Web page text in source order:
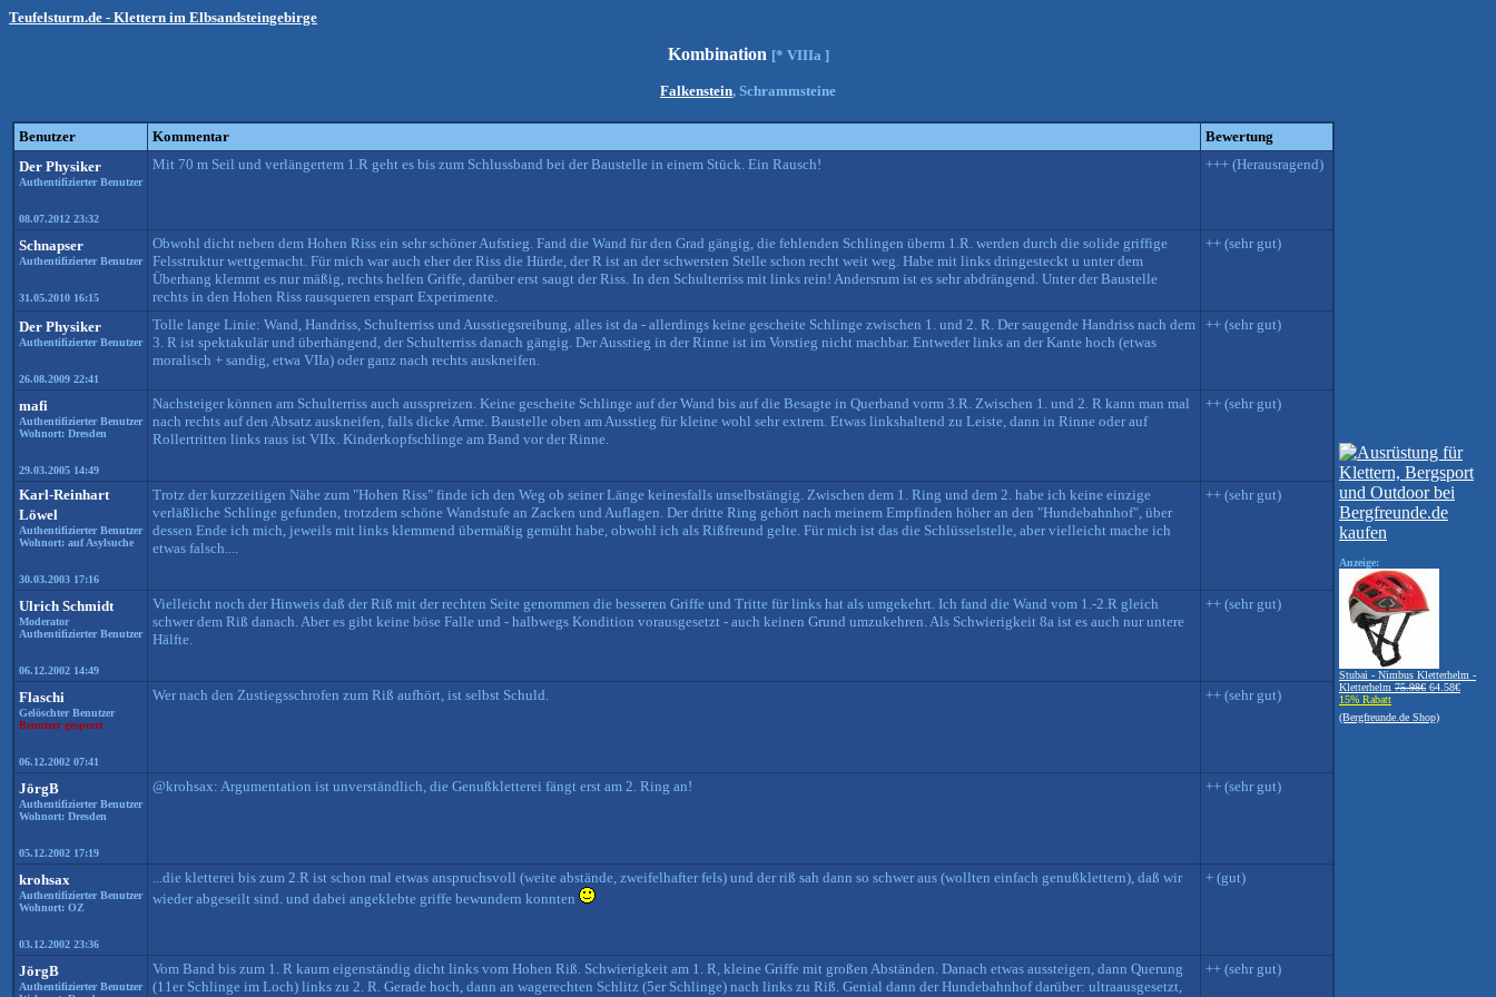
Teufelsturm.de - Klettern im Elbsandsteingebirge
Kombination [* VIIIa ]
Falkenstein, Schrammsteine
Benutzer Kommentar
Bewertung
Der Physiker
Authentifizierter Benutzer
08.07.2012 23:32
Mit 70 m Seil und verlängertem 1.R geht es bis zum Schlussband bei der Baustelle in einem Stück. Ein Rausch! +++ (Herausragend)
Schnapser
Authentifizierter Benutzer
31.05.2010 16:15
Obwohl dicht neben dem Hohen Riss ein sehr schöner Aufstieg. Fand die Wand für den Grad gängig, die fehlenden Schlingen überm 1.R. werden durch die solide griffige
Felsstruktur wettgemacht. Für mich war auch eher der Riss die Hürde, der R ist an der schwersten Stelle schon recht weit weg. Habe mit links dringesteckt u unter dem
Überhang klemmt es nur mäßig, rechts helfen Griffe, darüber erst saugt der Riss. In den Schulterriss mit links rein! Andersrum ist es sehr abdrängend. Unter der Baustelle
rechts in den Hohen Riss rausqueren erspart Experimente.
++ (sehr gut)
Der Physiker
Authentifizierter Benutzer
26.08.2009 22:41
Tolle lange Linie: Wand, Handriss, Schulterriss und Ausstiegsreibung, alles ist da - allerdings keine gescheite Schlinge zwischen 1. und 2. R. Der saugende Handriss nach dem
3. R ist spektakulär und überhängend, der Schulterriss danach gängig. Der Ausstieg in der Rinne ist im Vorstieg nicht machbar. Entweder links an der Kante hoch (etwas
moralisch + sandig, etwa VIIa) oder ganz nach rechts auskneifen.
++ (sehr gut)
mafi
Authentifizierter Benutzer
Wohnort: Dresden
29.03.2005 14:49
Nachsteiger können am Schulterriss auch ausspreizen. Keine gescheite Schlinge auf der Wand bis auf die Besagte in Querband vorm 3.R. Zwischen 1. und 2. R kann man mal
nach rechts auf den Absatz auskneifen, falls dicke Arme. Baustelle oben am Ausstieg für kleine wohl sehr extrem. Etwas linkshaltend zu Leiste, dann in Rinne oder auf
Rollertritten links raus ist VIIx. Kinderkopfschlinge am Band vor der Rinne.
++ (sehr gut)
Karl-Reinhart
Löwel
Authentifizierter Benutzer
Wohnort: auf Asylsuche
30.03.2003 17:16
Trotz der kurzzeitigen Nähe zum "Hohen Riss" finde ich den Weg ob seiner Länge keinesfalls unselbstängig. Zwischen dem 1. Ring und dem 2. habe ich keine einzige
verläßliche Schlinge gefunden, trotzdem schöne Wandstufe an Zacken und Auflagen. Der dritte Ring gehört nach meinem Empfinden höher an den "Hundebahnhof", über
dessen Ende ich mich, jeweils mit links klemmend übermäßig gemüht habe, obwohl ich als Rißfreund gelte. Für mich ist das die Schlüsselstelle, aber vielleicht mache ich
etwas falsch....
++ (sehr gut)
Ulrich Schmidt
Moderator
Authentifizierter Benutzer
06.12.2002 14:49
Vielleicht noch der Hinweis daß der Riß mit der rechten Seite genommen die besseren Griffe und Tritte für links hat als umgekehrt. Ich fand die Wand vom 1.-2.R gleich
schwer dem Riß danach. Aber es gibt keine böse Falle und - halbwegs Kondition vorausgesetzt - auch keinen Grund umzukehren. Als Schwierigkeit 8a ist es auch nur untere
Hälfte.
++ (sehr gut)
Flaschi
Gelöschter Benutzer
Benutzer gesperrt
06.12.2002 07:41
Wer nach den Zustiegsschrofen zum Riß aufhört, ist selbst Schuld. ++ (sehr gut)
JörgB
Authentifizierter Benutzer
Wohnort: Dresden
05.12.2002 17:19
@krohsax: Argumentation ist unverständlich, die Genußkletterei fängt erst am 2. Ring an! ++ (sehr gut)
krohsax
Authentifizierter Benutzer
Wohnort: OZ
03.12.2002 23:36
...die kletterei bis zum 2.R ist schon mal etwas anspruchsvoll (weite abstände, zweifelhafter fels) und der riß sah dann so schwer aus (wollten einfach genußklettern), daß wir
wieder abgeseilt sind. und dabei angeklebte griffe bewundern konnten
+ (gut)
JörgB
Authentifizierter Benutzer
Vom Band bis zum 1. R kaum eigenständig dicht links vom Hohen Riß. Schwierigkeit am 1. R, kleine Griffe mit großen Abständen. Danach etwas aussteigen, dann Querung
(11er Schlinge im Loch) links zu 2. R. Gerade hoch, dann an wagerechten Schlitz (5er Schlinge) nach links zu Riß. Genial dann der Hundebahnhof darüber: ultraausgesetzt,
++ (sehr gut)
Anzeige:
Stubai - Nimbus Kletterhelm -
Kletterhelm 75.98€ 64.58€
15% Rabatt
(Bergfreunde.de Shop)